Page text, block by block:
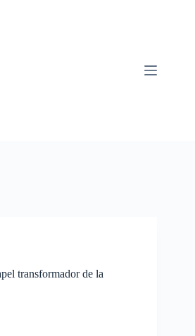
transformador de la